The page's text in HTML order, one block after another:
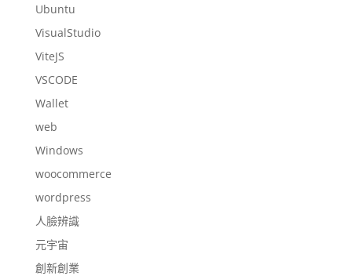
Ubuntu
VisualStudio
ViteJS
VSCODE
Wallet
web
Windows
woocommerce
wordpress
人臉辨識
元宇宙
創新創業